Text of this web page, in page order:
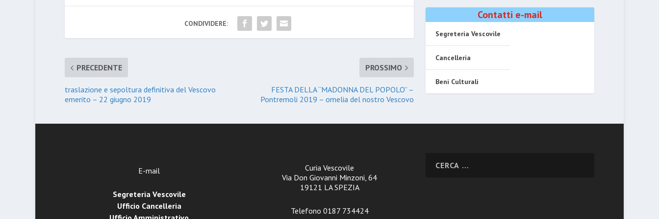
CONDIVIDERE:
PRECEDENTE
traslazione e sepoltura definitiva del Vescovo
emerito – 22 giugno 2019
PROSSIMO
FESTA DELLA “MADONNA DEL POPOLO” –
Pontremoli 2019 – omelia del nostro Vescovo
Contatti e-mail
Segreteria Vescovile
Cancelleria
Beni Culturali
E-mail
Segreteria Vescovile
Ufficio Cancelleria
Curia Vescovile
Via Don Giovanni Minzoni, 64
19121 LA SPEZIA
Telefono 0187 734424